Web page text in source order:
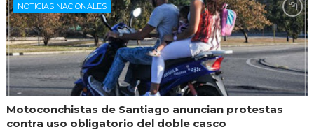
NOTICIAS NACIONALES
Motoconchistas de Santiago anuncian protestas
contra uso obligatorio del doble casco